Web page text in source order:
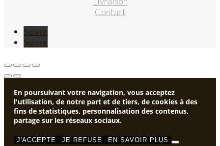
Contact
Suivre
Suivre
En poursuivant votre navigation, vous acceptez
l'utilisation, de notre part et de tiers, de cookies à des
fins de statistiques, personnalisation des contenus,
partage sur les réseaux sociaux.
J'ACCEPTE JE REFUSE EN SAVOIR PLUS